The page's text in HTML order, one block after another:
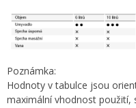
Poznámka:
Hodnoty v tabulce jsou
maximální vhodnost použití,